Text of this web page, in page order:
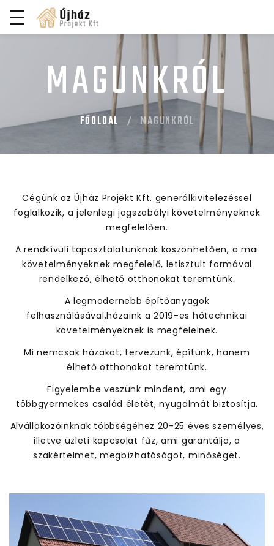
MAGUNKRÓL
FŐOLDAL MAGUNKRÓL
Cégünk az Újház Projekt Kft. generálkivitelezéssel
foglalkozik, a jelenlegi jogszabályi követelményeknek
megfelelően.
A rendkívüli tapasztalatunknak köszönhetően, a mai
követelményeknek megfelelő, letisztult formával
rendelkező, élhető otthonokat teremtünk.
A legmodernebb építőanyagok
felhasználásával,házaink a 2019-es hőtechnikai
követelményeknek is megfelelnek.
Mi nemcsak házakat, tervezünk, építünk, hanem
élhető otthonokat teremtünk.
Figyelembe veszünk mindent, ami egy
többgyermekes család életét, nyugalmát biztosítja.
Alvállakozóinknak többségéhez 20-25 éves személyes,
illetve üzleti kapcsolat fűz, ami garantálja, a
szakértelmet, megbízhatóságot, minőséget.